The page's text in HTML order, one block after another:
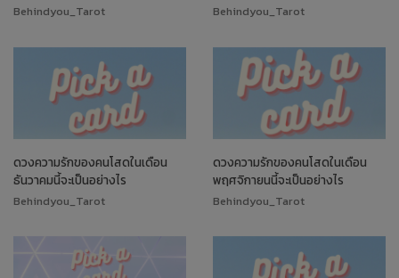
Behindyou_Tarot Behindyou_Tarot
ดวงความรักของคนโสดในเดือน
ธันวาคมนี้จะเป็นอย่างไร
Behindyou_Tarot
ดวงความรักของคนโสดในเดือน
พฤศจิกายนนี้จะเป็นอย่างไร
Behindyou_Tarot